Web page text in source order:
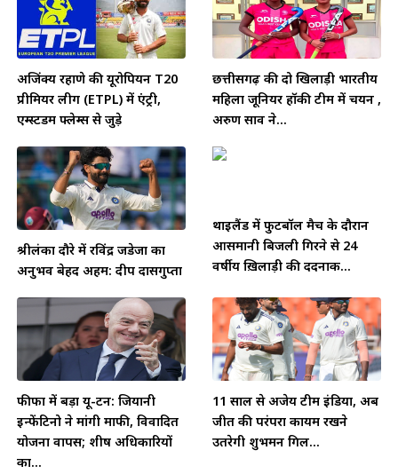
अजिंक्य रहाणे की यूरोपियन T20
प्रीमियर लीग (ETPL) में एंट्री,
एम्स्टर्डम फ्लेम्स से जुड़े
छत्तीसगढ़ की दो खिलाड़ी भारतीय
महिला जूनियर हॉकी टीम में चयन ,
अरुण साव ने...
श्रीलंका दौरे में रविंद्र जडेजा का
अनुभव बेहद अहम: दीप दासगुप्ता
थाईलैंड में फुटबॉल मैच के दौरान
आसमानी बिजली गिरने से 24
वर्षीय ख़िलाड़ी की दर्दनाक...
फीफा में बड़ा यू-टर्न: जियानी
इन्फेंटिनो ने मांगी माफी, विवादित
योजना वापस; शीर्ष अधिकारियों
का...
11 साल से अजेय टीम इंडिया, अब
जीत की परंपरा कायम रखने
उतरेगी शुभमन गिल...